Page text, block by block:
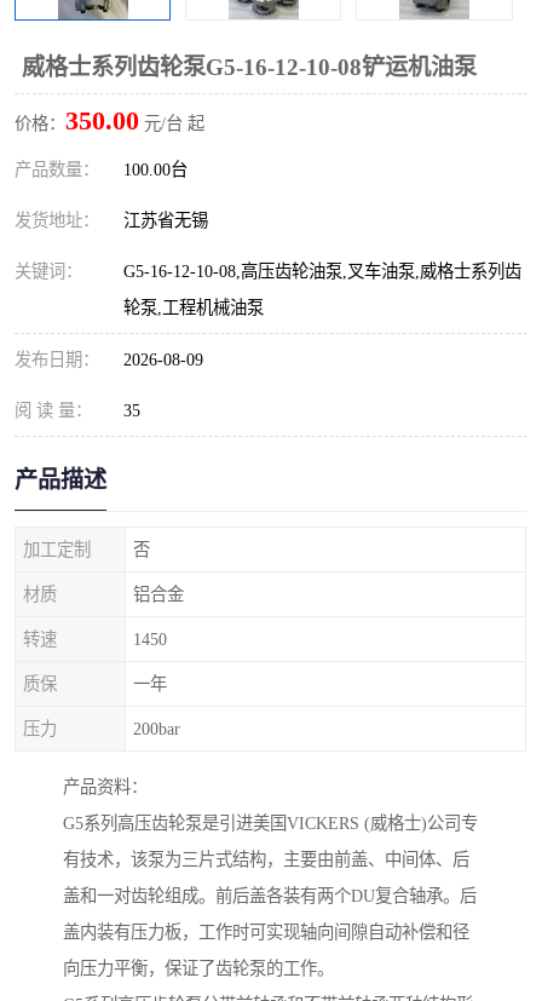
威格士系列齿轮泵G5-16-12-10-08铲运机油泵
价格： 350.00 元/台 起
产品数量： 100.00台
发货地址： 江苏省无锡
关键词：
G5-16-12-10-08,高压齿轮油泵,叉车油泵,威格士系列齿
轮泵,工程机械油泵
发布日期： 2026-08-09
阅 读 量： 35
产品描述
加工定制 否
材质 铝合金
转速 1450
质保 一年
压力 200bar
产品资料：
G5系列高压齿轮泵是引进美国VICKERS (威格士)公司专
有技术，该泵为三片式结构，主要由前盖、中间体、后
盖和一对齿轮组成。前后盖各装有两个DU复合轴承。后
盖内装有压力板，工作时可实现轴向间隙自动补偿和径
向压力平衡，保证了齿轮泵的工作。